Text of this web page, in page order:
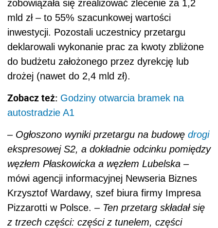
zobowiązała się zrealizować zlecenie za 1,2
mld zł – to 55% szacunkowej wartości
inwestycji. Pozostali uczestnicy przetargu
deklarowali wykonanie prac za kwoty zbliżone
do budżetu założonego przez dyrekcję lub
drożej (nawet do 2,4 mld zł).
Zobacz też: Godziny otwarcia bramek na
autostradzie A1
– Ogłoszono wyniki przetargu na budowę drogi
ekspresowej S2, a dokładnie odcinku pomiędzy
węzłem Płaskowicka a węzłem Lubelska –
mówi agencji informacyjnej Newseria Biznes
Krzysztof Wardawy, szef biura firmy Impresa
Pizzarotti w Polsce. – Ten przetarg składał się
z trzech części: części z tunelem, części